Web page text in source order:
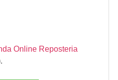
Online Reposteria